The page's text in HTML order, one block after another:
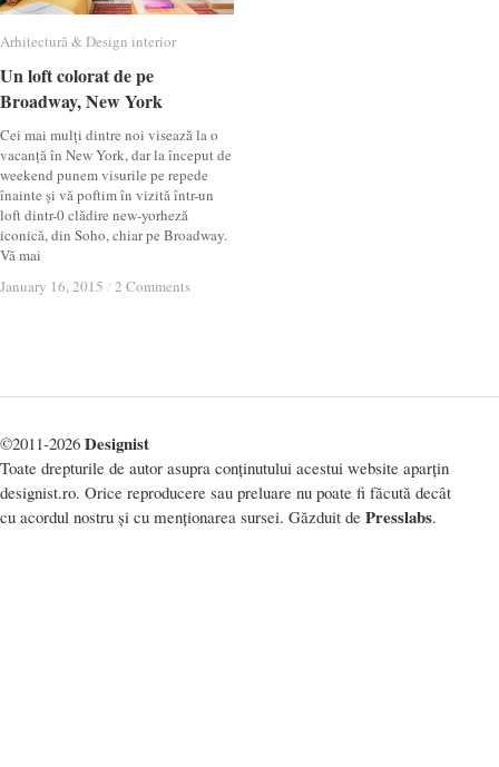
Arhitectură & Design interior
Un loft colorat de pe
Broadway, New York
Cei mai mulți dintre noi visează la o
vacanță în New York, dar la început de
weekend punem visurile pe repede
înainte și vă poftim în vizită într-un
loft dintr-0 clădire new-yorheză
iconică, din Soho, chiar pe Broadway.
Vă mai
January 16, 2015 / 2 Comments
Arhitectură & Design interior
Un loft colorat de pe
Broadway, New York
January 16, 2015 / 2 Comments
©2011-2026 Designist
Toate drepturile de autor asupra conținutului acestui website aparțin
designist.ro. Orice reproducere sau preluare nu poate fi făcută decât
cu acordul nostru și cu menționarea sursei. Găzduit de Presslabs.